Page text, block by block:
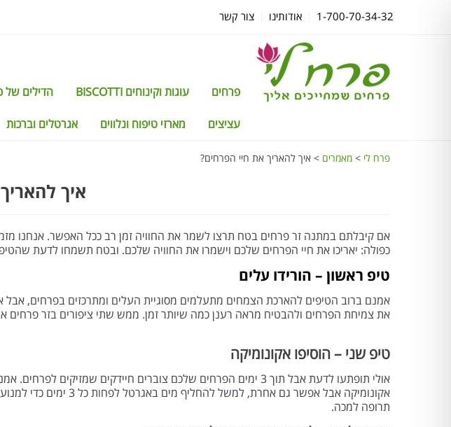
1-700-70-34-32 אודותינו צור קשר
פרחים עוגות וקינוחים BISCOTTI הדילים של
עציצים מארזי טיפוח ונלווים אגרטלים וברכות
פרח לי > מאמרים > איך להאריך את חיי הפרחים?
איך
אם קיבלתם במתנה זר פרחים בטח תרצו לשמר את החוויה זמן רב ככל האפשר. אנחנו
כפולה: יאריכו את חיי הפרחים שלכם וישמרו את החוויה שלכם. ובטח תשמחו לדעת
טיפ ראשון – הורידו עלים
אמנם ברוב הטיפים להארכת הצמחים מתעלמים מסוגיית העלים ומתרכזים בפרחים, אבל
את צמיחת הפרחים ולהבטיח מראה רענן כמה שיותר זמן. ממש שתי ציפורים בזר פרחים
טיפ שני – הוסיפו אקונומיקה
אולי תופתעו לדעת אבל תוך 3 ימים הפרחים שלכם צוברים חיידקים
אקונומיקה אבל אפשר גם
תרופה למכה.